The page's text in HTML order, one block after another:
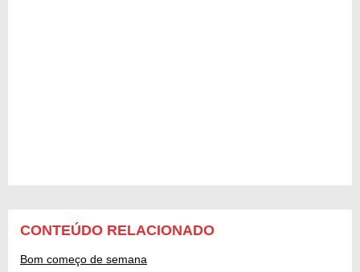
CONTEÚDO RELACIONADO
Bom começo de semana